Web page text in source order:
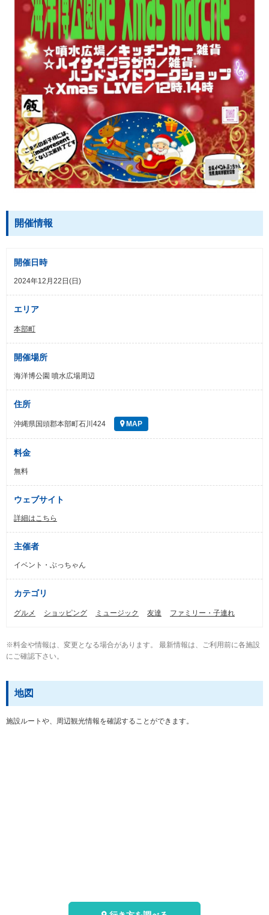
開催情報
開催日時
2024年12月22日(日)
エリア
本部町
開催場所
海洋博公園 噴水広場周辺
住所
沖縄県国頭郡本部町石川424 MAP
料金
無料
ウェブサイト
詳細はこちら
主催者
イベント・ぶっちゃん
カテゴリ
グルメ ショッピング ミュージック 友達 ファミリー・子連れ
※料金や情報は、変更となる場合があります。 最新情報は、ご利用前に各施設
にご確認下さい。
地図
施設ルートや、周辺観光情報を確認することができます。